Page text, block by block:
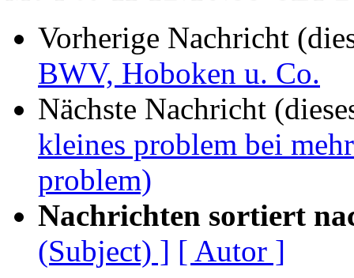
Vorherige Nachricht
BWV, Hoboken u. Co.
Nächste Nachricht
kleines problem bei
problem)
Nachrichten sortiert
(Subject) ] [ Autor ]